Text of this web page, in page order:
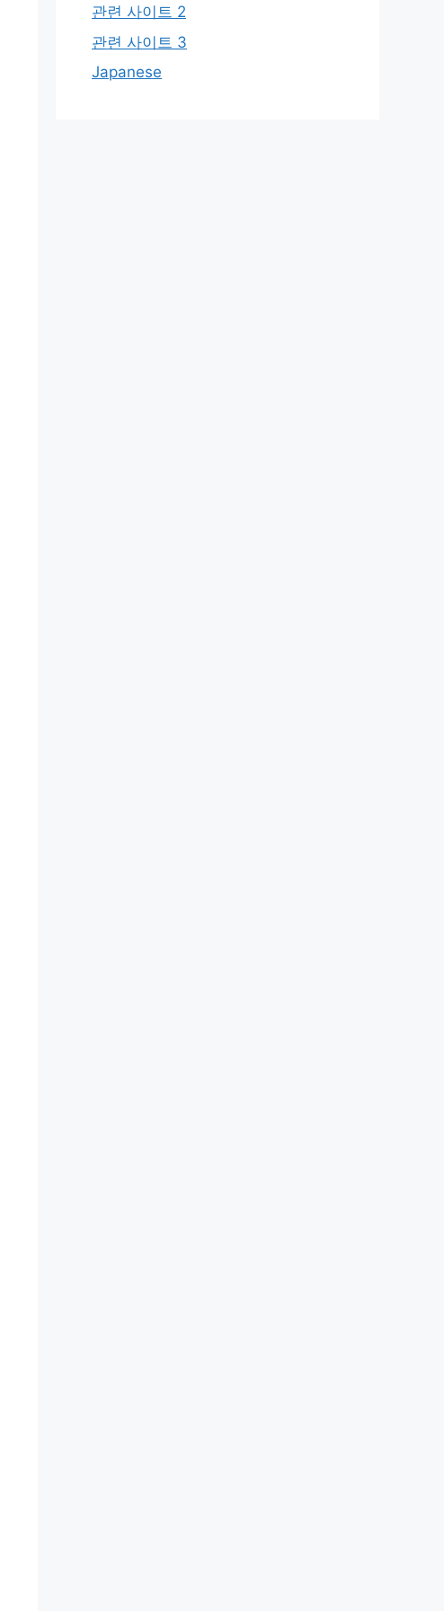
관련 사이트 2
관련 사이트 3
Japanese